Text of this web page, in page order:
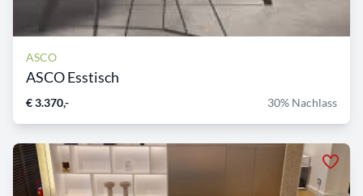
ASCO
ASCO Esstisch
€ 3.370,- 30% Nachlass